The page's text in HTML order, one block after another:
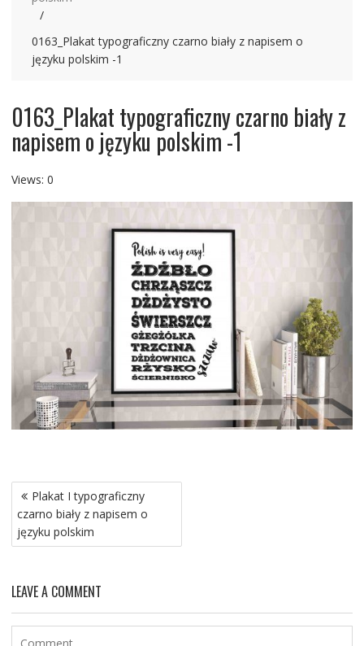
0163_Plakat typograficzny czarno biały z napisem o
języku polskim -1
0163_Plakat typograficzny czarno biały z
napisem o języku polskim -1
Views: 0
Nawigacja
wpisu
Plakat I typograficzny
czarno biały z napisem o
języku polskim
LEAVE A COMMENT